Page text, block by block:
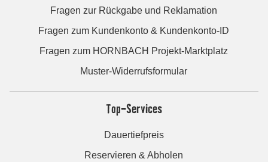
Fragen zur Rückgabe und Reklamation
Fragen zum Kundenkonto & Kundenkonto-ID
Fragen zum HORNBACH Projekt-Marktplatz
Muster-Widerrufsformular
Top-Services
Dauertiefpreis
Reservieren & Abholen